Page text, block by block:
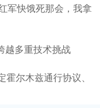
军快饿死那会，我拿
越多重技术挑战
尔木兹通行协议、